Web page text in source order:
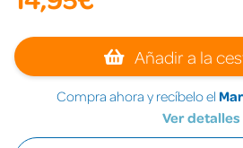
Añadir a la
Compra ahora y recíbelo el
Ver detalles